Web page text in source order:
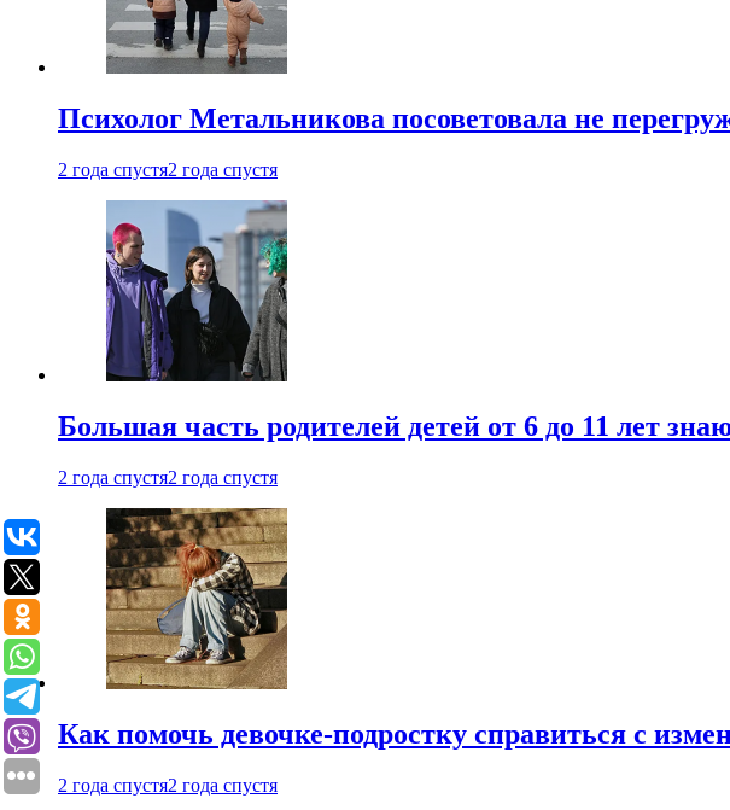
Психолог Метальникова посоветовала не
2 года спустя2 года спустя
Большая часть родителей детей от 6 до 11 лет
2 года спустя2 года спустя
Как помочь девочке-подростку справиться с
2 года спустя2 года спустя